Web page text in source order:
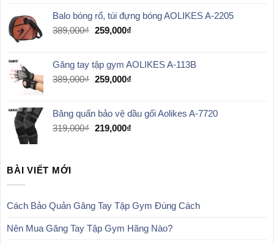
119,000₫.
là:
69,000₫.
Balo bóng rổ, túi đựng bóng AOLIKES A-2205
389,000₫ Giá
389,000₫.
259,000₫Giá
là:
259,000₫.
Găng tay tập gym AOLIKES A-113B
389,000₫ Giá
389,000₫.
259,000₫Giá
là:
259,000₫.
Băng quấn bảo vệ dầu gối Aolikes A-7720
319,000₫ Giá
219,000₫Giá
BÀI VIẾT MỚI
Cách Bảo Quản Găng Tay Tập Gym Đúng Cách
Nên Mua Găng Tay Tập Gym Hãng Nào?